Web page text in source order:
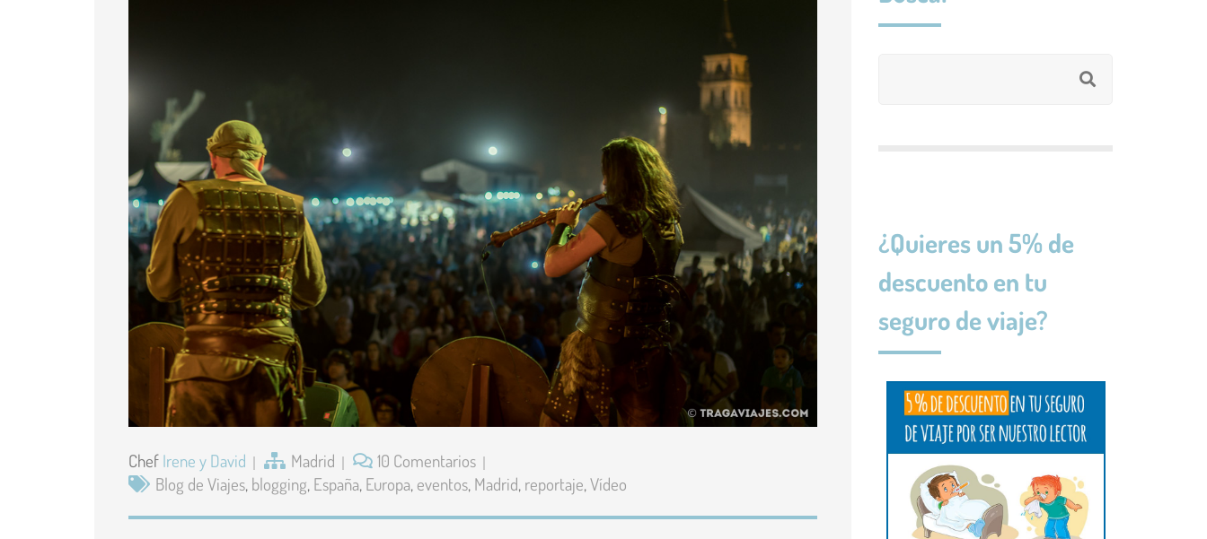
Canarias
Andalucía
Galicia
Madrid
Chef Irene y David Madrid
10 Comentarios
Blog de Viajes, blogging, España, Europa, eventos, Madrid, reportaje, Vídeo
¿Quieres un 5% de
descuento en tu
seguro de viaje?